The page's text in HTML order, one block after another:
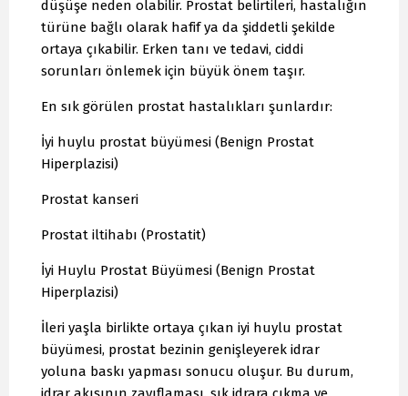
düşüşe neden olabilir. Prostat belirtileri, hastalığın
türüne bağlı olarak hafif ya da şiddetli şekilde
ortaya çıkabilir. Erken tanı ve tedavi, ciddi
sorunları önlemek için büyük önem taşır.
En sık görülen prostat hastalıkları şunlardır:
İyi huylu prostat büyümesi (Benign Prostat
Hiperplazisi)
Prostat kanseri
Prostat iltihabı (Prostatit)
İyi Huylu Prostat Büyümesi (Benign Prostat
Hiperplazisi)
İleri yaşla birlikte ortaya çıkan iyi huylu prostat
büyümesi, prostat bezinin genişleyerek idrar
yoluna baskı yapması sonucu oluşur. Bu durum,